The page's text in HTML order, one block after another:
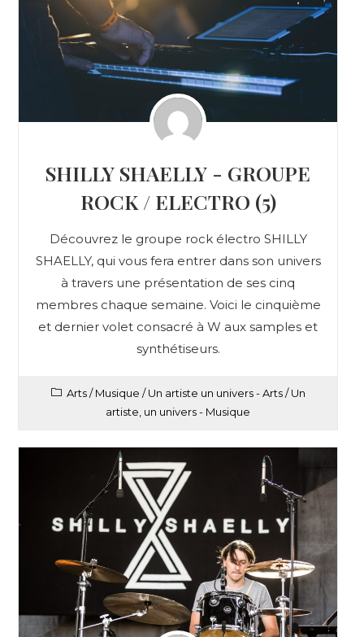
SHILLY SHAELLY - GROUPE
ROCK / ELECTRO (5)
Découvrez le groupe rock électro SHILLY
SHAELLY, qui vous fera entrer dans son univers
à travers une présentation de ses cinq
membres chaque semaine. Voici le cinquième
et dernier volet consacré à W aux samples et
synthétiseurs.
Arts/Musique /Un artiste un univers - Arts/Un
artiste, un univers - Musique